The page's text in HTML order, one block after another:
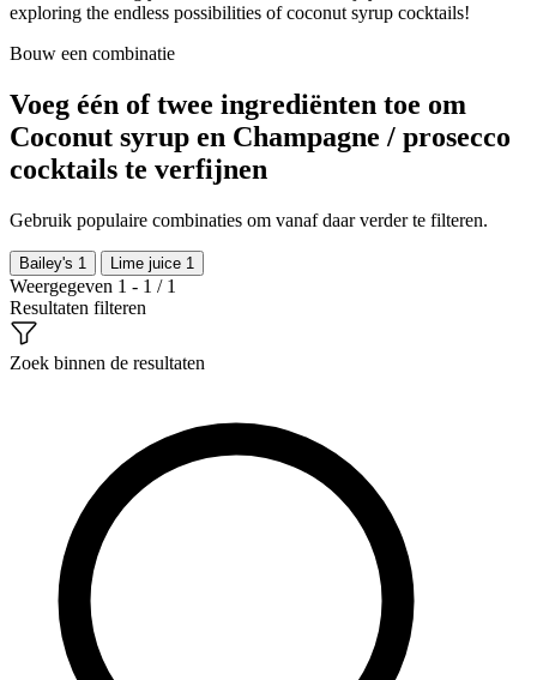
exploring the endless possibilities of coconut syrup cocktails!
Bouw een combinatie
Voeg één of twee ingrediënten toe om
Coconut syrup en Champagne / prosecco
cocktails te verfijnen
Gebruik populaire combinaties om vanaf daar verder te filteren.
Bailey's 1 Lime juice 1
Weergegeven 1 - 1 / 1
Resultaten filteren
Zoek binnen de resultaten